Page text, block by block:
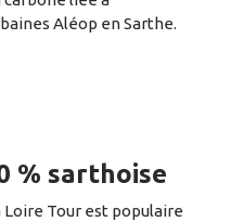
Aléop en Sarthe.
% sarthoise
Loire Tour est populaire